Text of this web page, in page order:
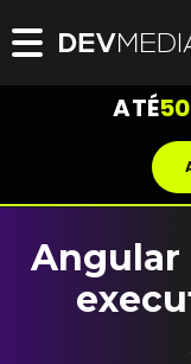
ATÉ
Angular